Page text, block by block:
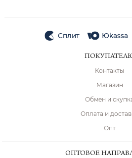
Сплит Юkassa
Контакты
Магазин
Обмен и
Оплата и
Опт
ОПТОВОЕ